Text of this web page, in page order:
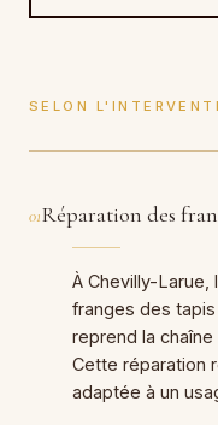
SELON
01Réparation des
À Chevilly-
franges des
reprend la
Cette réparation
adaptée à un